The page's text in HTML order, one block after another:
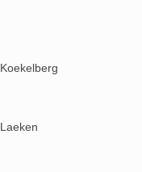
Koekelberg
Laeken